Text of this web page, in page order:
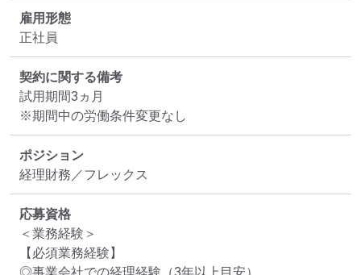
雇用形態
正社員
契約に関する備考
試用期間3ヵ月
※期間中の労働条件変更なし
ポジション
経理財務／フレックス
応募資格
＜業務経験＞
【必須業務経験】